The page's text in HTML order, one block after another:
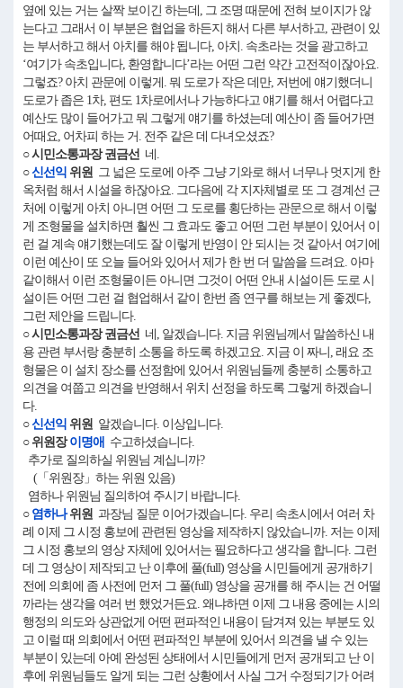
옆에 있는 거는 살짝 보이긴 하는데, 그 조명 때문에 전혀 보이지가 않
는다고 그래서 이 부분은 협업을 하든지 해서 다른 부서하고, 관련이 있
는 부서하고 해서 아치를 해야 됩니다, 아치. 속초라는 것을 광고하고
‘여기가 속초입니다, 환영합니다’라는 어떤 그런 약간 고전적이잖아요.
그렇죠? 아치 관문에 이렇게. 뭐 도로가 작은 데만, 저번에 얘기했더니
도로가 좁은 1차, 편도 1차로에서나 가능하다고 얘기를 해서 어렵다고
예산도 많이 들어가고 뭐 그렇게 얘기를 하셨는데 예산이 좀 들어가면
어때요, 어차피 하는 거. 전주 같은 데 다녀오셨죠?
○ 시민소통과장 권금선 네.
○신선익 위원 그 넓은 도로에 아주 그냥 기와로 해서 너무나 멋지게 한
옥처럼 해서 시설을 하잖아요. 그다음에 각 지자체별로 또 그 경계선 근
처에 이렇게 아치 아니면 어떤 그 도로를 횡단하는 관문으로 해서 이렇
게 조형물을 설치하면 훨씬 그 효과도 좋고 어떤 그런 부분이 있어서 이
런 걸 계속 얘기했는데도 잘 이렇게 반영이 안 되시는 것 같아서 여기에
이런 예산이 또 오늘 들어와 있어서 제가 한 번 더 말씀을 드려요. 아마
같이해서 이런 조형물이든 아니면 그것이 어떤 안내 시설이든 도로 시
설이든 어떤 그런 걸 협업해서 같이 한번 좀 연구를 해보는 게 좋겠다,
그런 제안을 드립니다.
○ 시민소통과장 권금선 네, 알겠습니다. 지금 위원님께서 말씀하신 내
용 관련 부서랑 충분히 소통을 하도록 하겠고요. 지금 이 짜니, 래요 조
형물은 이 설치 장소를 선정함에 있어서 위원님들께 충분히 소통하고
의견을 여쭙고 의견을 반영해서 위치 선정을 하도록 그렇게 하겠습니
다.
○신선익 위원 알겠습니다. 이상입니다.
○ 위원장이명애 수고하셨습니다.
추가로 질의하실 위원님 계십니까?
(「위원장」하는 위원 있음)
염하나 위원님 질의하여 주시기 바랍니다.
○ 염하나위원 과장님 질문 이어가겠습니다. 우리 속초시에서 여러 차
례 이제 그 시정 홍보에 관련된 영상을 제작하지 않았습니까. 저는 이제
그 시정 홍보의 영상 자체에 있어서는 필요하다고 생각을 합니다. 그런
데 그 영상이 제작되고 난 이후에 풀(full) 영상을 시민들에게 공개하기
전에 의회에 좀 사전에 먼저 그 풀(full) 영상을 공개를 해 주시는 건 어떨
까라는 생각을 여러 번 했었거든요. 왜냐하면 이제 그 내용 중에는 시의
행정의 의도와 상관없게 어떤 편파적인 내용이 담겨져 있는 부분도 있
고 이럴 때 의회에서 어떤 편파적인 부분에 있어서 의견을 낼 수 있는
부분이 있는데 아예 완성된 상태에서 시민들에게 먼저 공개되고 난 이
후에 위원님들도 알게 되는 그런 상황에서 사실 그거 수정되기가 어려